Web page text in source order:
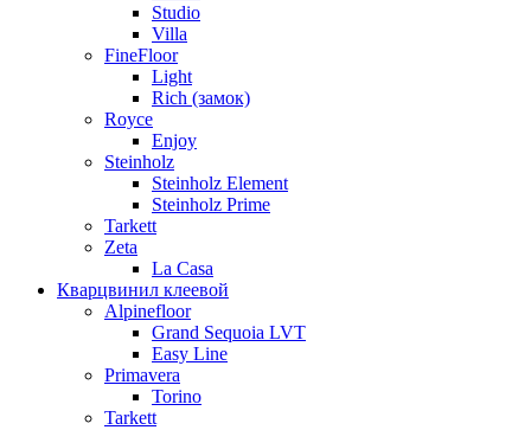
Studio
Villa
FineFloor
Light
Rich (замок)
Royce
Enjoy
Steinholz
Steinholz Element
Steinholz Prime
Tarkett
Zeta
La Casa
Кварцвинил клеевой
Alpinefloor
Grand Sequoia LVT
Easy Line
Primavera
Torino
Tarkett